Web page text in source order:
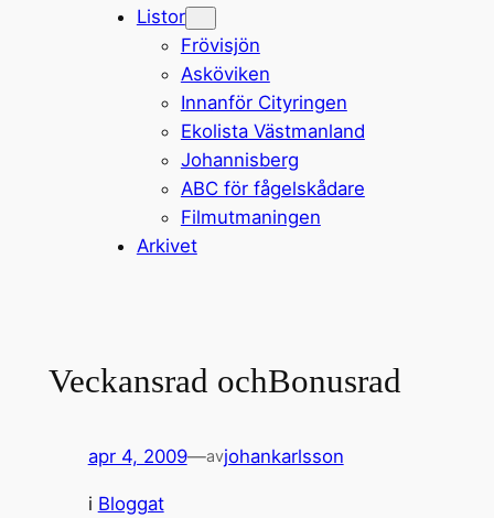
Listor
Frövisjön
Asköviken
Innanför Cityringen
Ekolista Västmanland
Johannisberg
ABC för fågelskådare
Filmutmaningen
Arkivet
Veckansrad ochBonusrad
apr 4, 2009—avjohankarlsson
i Bloggat